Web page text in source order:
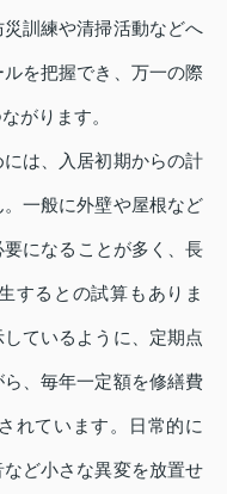
訓練や清掃活動などへ
を把握でき、万一の際
がります。
は、入居初期からの計
一般に外壁や屋根など
になることが多く、長
するとの試算もありま
ているように、定期点
、毎年一定額を修繕費
れています。日常的に
ど小さな異変を放置せ